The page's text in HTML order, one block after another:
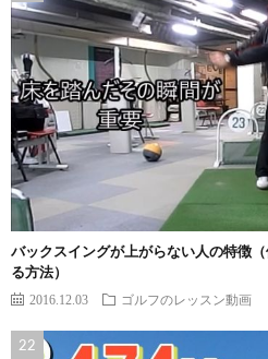
バックスイングが上がらない人の特徴
る方法）
2016.12.03 ゴルフのレッスン動画